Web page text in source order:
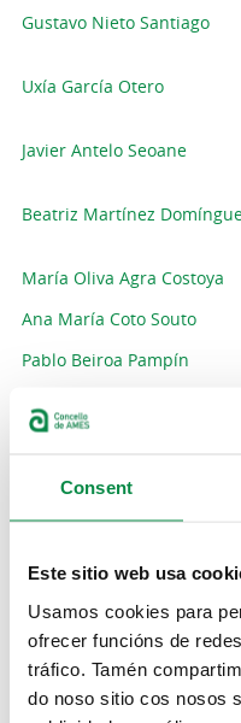
Consent
Este sitio web usa
Usamos cookies para
ofrecer funcións de
tráfico. Tamén
do noso sitio cos nosos
Gustavo Nieto Santiago
Uxía García Otero
Javier Antelo Seoane
Beatriz Martínez
María Oliva Agra Costoya
Ana María Coto Souto
Pablo Beiroa Pampín
Montenegro
Carballeira
Escarlata Pampín López
Natividade De Jesús
Rodríguez
Alexandre Espinosa Menor